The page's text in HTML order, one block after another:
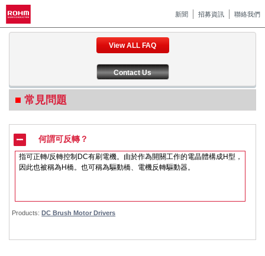
新聞 招募資訊 聯絡我們
View ALL FAQ
Contact Us
常見問題
何謂可反轉？
指可正轉/反轉控制DC有刷電機。由於作為開關工作的電晶體構成H型，
因此也被稱為H橋。也可稱為驅動橋、電機反轉驅動器。
Products:DC Brush Motor Drivers